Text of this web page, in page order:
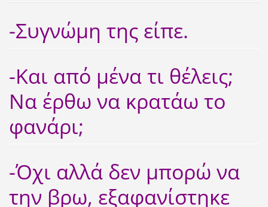
-Συγνώμη της είπε.
-Και από μένα τι θέλεις;
Να έρθω να κρατάω το
φανάρι;
-Όχι αλλά δεν μπορώ να
την βρω, εξαφανίστηκε